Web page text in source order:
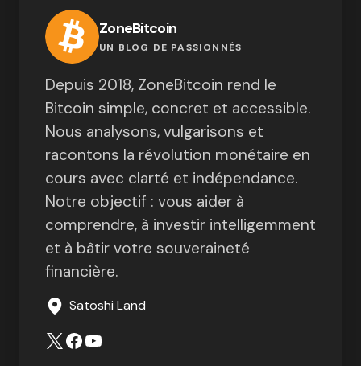
ZoneBitcoin
UN BLOG DE PASSIONNÉS
Depuis 2018, ZoneBitcoin rend le
Bitcoin simple, concret et accessible.
Nous analysons, vulgarisons et
racontons la révolution monétaire en
cours avec clarté et indépendance.
Notre objectif : vous aider à
comprendre, à investir intelligemment
et à bâtir votre souveraineté
financière.
Satoshi Land